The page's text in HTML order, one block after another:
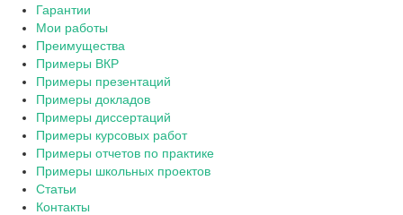
Гарантии
Мои работы
Преимущества
Примеры ВКР
Примеры презентаций
Примеры докладов
Примеры диссертаций
Примеры курсовых работ
Примеры отчетов по практике
Примеры школьных проектов
Статьи
Контакты